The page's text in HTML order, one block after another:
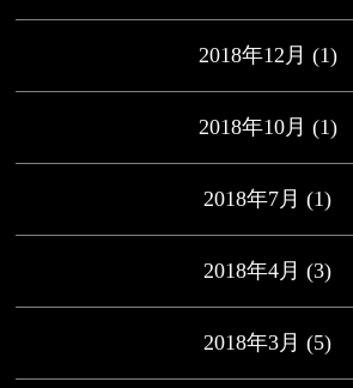
2018年12月 (1)
2018年10月 (1)
2018年7月 (1)
2018年4月 (3)
2018年3月 (5)